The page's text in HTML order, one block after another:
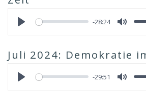
-28:24
Juli 2024: Demokratie
-29:51